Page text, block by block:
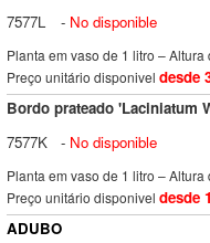
7577L
- No disponible
Planta em vaso de 1 litro – Altura
Preço unitário disponivel desde
Bordo prateado 'Laciniatum
7577K
- No disponible
Planta em vaso de 1 litro – Altura
Preço unitário disponivel desde
ADUBO